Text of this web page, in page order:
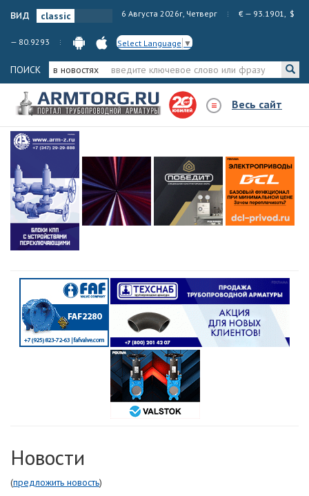
вид 6 Августа 2026г, Четверг € — 93.1901, $
— 80.9293 Select Language ▼
ПОИСК в новостях
Весь сайт
Новости
(предложить новость)